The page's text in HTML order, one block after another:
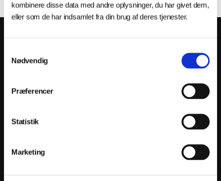
kombinere disse data med andre oplysninger, du har givet dem,
eller som de har indsamlet fra din brug af deres tjenester.
Nødvendig
Præferencer
Statistik
Marketing
Industriens innovationspartner. Vi
produktionsvirksomheder med at
forretningsværdi — uafhængigt og